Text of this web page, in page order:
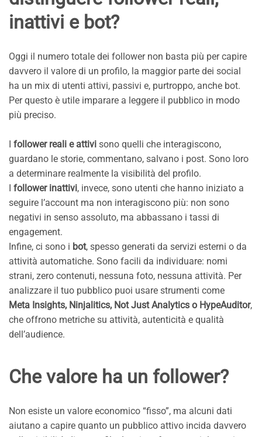
inattivi e bot?
Oggi il numero totale dei follower non basta più per capire
davvero il valore di un profilo, la maggior parte dei social
ha un mix di utenti attivi, passivi e, purtroppo, anche bot.
Per questo è utile imparare a leggere il pubblico in modo
più preciso.
I follower reali e attivi sono quelli che interagiscono,
guardano le storie, commentano, salvano i post. Sono loro
a determinare realmente la visibilità del profilo.
I follower inattivi, invece, sono utenti che hanno iniziato a
seguire l’account ma non interagiscono più: non sono
negativi in senso assoluto, ma abbassano i tassi di
engagement.
Infine, ci sono i bot, spesso generati da servizi esterni o da
attività automatiche. Sono facili da individuare: nomi
strani, zero contenuti, nessuna foto, nessuna attività. Per
analizzare il tuo pubblico puoi usare strumenti come
Meta Insights, Ninjalitics, Not Just Analytics o HypeAuditor,
che offrono metriche su attività, autenticità e qualità
dell’audience.
Che valore ha un follower?
Non esiste un valore economico “fisso”, ma alcuni dati
aiutano a capire quanto un pubblico attivo incida davvero